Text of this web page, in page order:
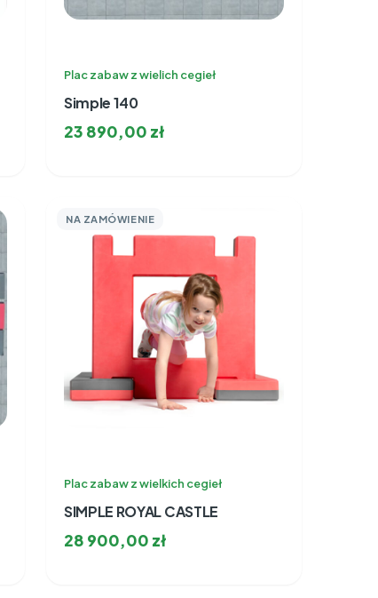
Plac zabaw z wielich cegieł
Simple 140
23 890,00 zł
NA ZAMÓWIENIE
Plac zabaw z wielkich cegieł
SIMPLE ROYAL CASTLE
28 900,00 zł